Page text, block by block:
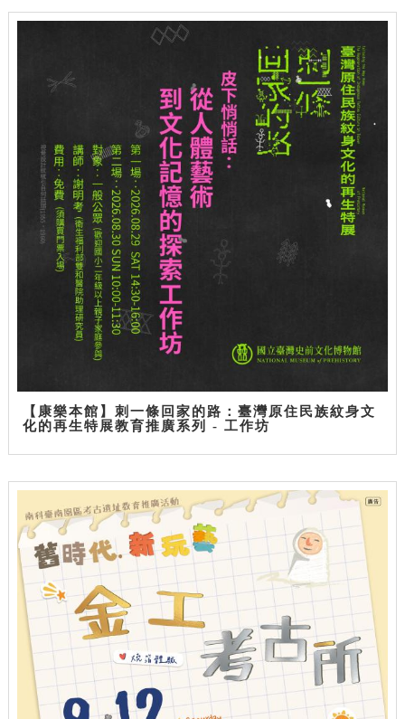
【康樂本館】刺一條回家的路：臺灣原住民族紋身文
化的再生特展教育推廣系列 - 工作坊